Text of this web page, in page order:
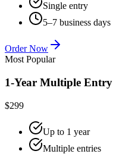
Single entry
5–7 business days
Order Now
Most Popular
1-Year Multiple Entry
$299
Up to 1 year
Multiple entries